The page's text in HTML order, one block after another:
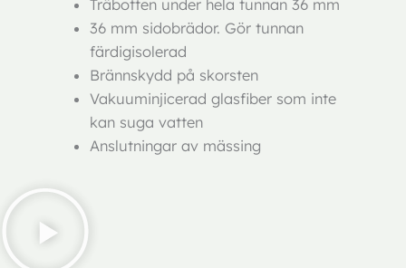
Träbotten under hela tunnan 36 mm
36 mm sidobrädor. Gör tunnan
färdigisolerad
Brännskydd på skorsten
Vakuuminjicerad glasfiber som inte
kan suga vatten
Anslutningar av mässing